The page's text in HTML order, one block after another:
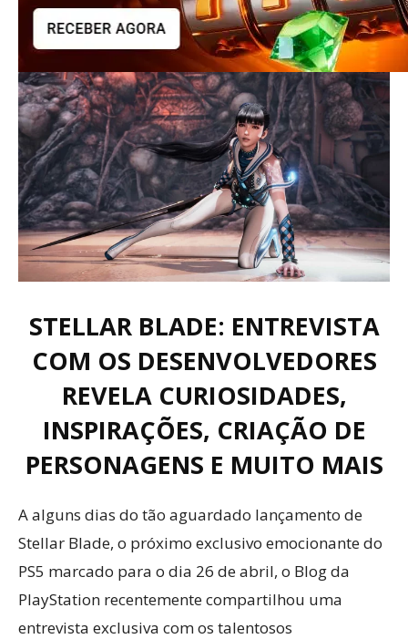
STELLAR BLADE: ENTREVISTA
COM OS DESENVOLVEDORES
REVELA CURIOSIDADES,
INSPIRAÇÕES, CRIAÇÃO DE
PERSONAGENS E MUITO MAIS
A alguns dias do tão aguardado lançamento de
Stellar Blade, o próximo exclusivo emocionante do
PS5 marcado para o dia 26 de abril, o Blog da
PlayStation recentemente compartilhou uma
entrevista exclusiva com os talentosos